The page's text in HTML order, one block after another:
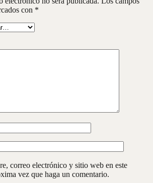
con *
correo electrónico y sitio web en este
vez que haga un comentario.